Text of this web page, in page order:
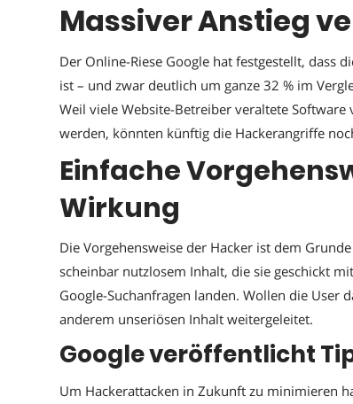
Massiver Anstieg
Der Online-Riese Google hat festgestellt, dass
ist – und zwar deutlich um ganze 32 % im
Weil viele Website-Betreiber veraltete
werden, könnten künftig die Hackerangriffe
Einfache
Wirkung
Die Vorgehensweise der Hacker ist dem
scheinbar nutzlosem Inhalt, die sie geschickt
Google-Suchanfragen landen. Wollen die User
anderem unseriösen Inhalt weitergeleitet.
Google veröffentlicht
Um Hackerattacken in Zukunft zu minimieren